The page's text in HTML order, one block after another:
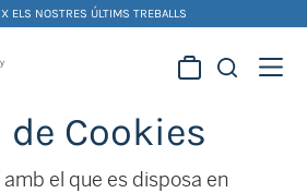
ELS NOSTRES ÚLTIMS TREBALLS
i Cookies
el que es disposa en